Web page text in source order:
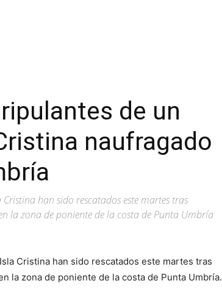
de un
naufragado
han sido rescatados este martes tras
la zona de poniente de la costa de Punta Umbría
Cristina han sido rescatados este martes tras
la zona de poniente de la costa de Punta Umbría.